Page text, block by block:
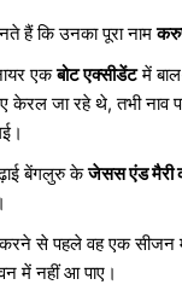
हैं कि उनका पूरा नाम
एकबोट एक्सीडेंटमें
केरल जा रहे थे, तभी नाव
बेंगलुरु केजेसस एंड मैरी
से पहले वह एक सीजन में
में नहीं आ पाए।